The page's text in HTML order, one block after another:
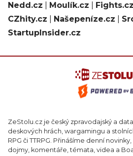
Nedd.cz
Moulík.cz Fights.cz
CZhity.cz
Našepeníze.cz
StartupInsider.cz
ZeStolu.cz je český zpravodajský a
deskových hrách, wargamingu a
RPG či TTRPG. Přinášíme denní
dojmy, komentáře, témata, videa a